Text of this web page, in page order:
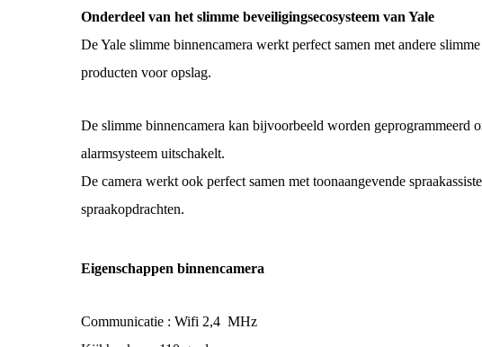
Onderdeel van het slimme beveiligingsecosysteem van Yale
De Yale slimme binnencamera werkt perfect samen met andere
producten voor opslag.
De slimme binnencamera kan bijvoorbeeld worden geprogrammeerd
alarmsysteem uitschakelt.
De camera werkt ook perfect samen met toonaangevende
spraakopdrachten.
Eigenschappen binnencamera
Communicatie : Wifi 2,4 MHz